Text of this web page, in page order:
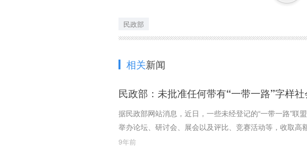
民政部
相关新闻
民政部：未批准任何带有“一带一路”字样
据民政部网站消息，近日，一些未经登记的“一带一路”联
举办论坛、研讨会、展会以及评比、竞赛活动等，收取高
性。
9年前